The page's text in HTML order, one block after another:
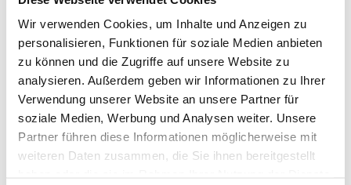
Wir verwenden Cookies, um Inhalte und Anzeigen zu
personalisieren, Funktionen für soziale Medien anbieten
zu können und die Zugriffe auf unsere Website zu
analysieren. Außerdem geben wir Informationen zu Ihrer
Verwendung unserer Website an unsere Partner für
soziale Medien, Werbung und Analysen weiter. Unsere
Partner führen diese Informationen möglicherweise mit
weiteren Daten zusammen, die Sie ihnen bereitgestellt
STK Warenkorb
Auf Lager
Print
PRODUKTBESCHREIBUNG